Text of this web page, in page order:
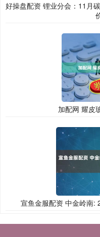
好操盘配资 锂业分会：11月
加配网 耀皮
宣鱼金服配资 中金岭南: